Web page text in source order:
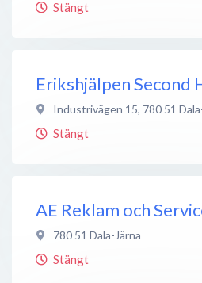
Stängt
Erikshjälpen Second
Industrivägen 15, 780 51
Stängt
AE Reklam och
780 51 Dala-Järna
Stängt